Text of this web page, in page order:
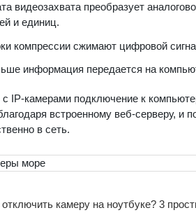
видеозахвата преобразует
и единиц.
компрессии сжимают цифровой
информация передается на
IP-камерами подключение к
встроенному веб-серверу, и
в сеть.
отключить камеру на ноутбуке? 3